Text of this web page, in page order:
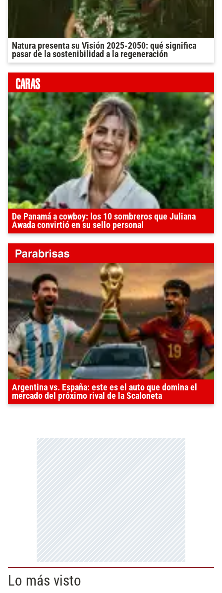
Natura presenta su Visión 2025-2050: qué significa
pasar de la sostenibilidad a la regeneración
De Panamá a cowboy: los 10 sombreros que Juliana
Awada convirtió en su sello personal
Argentina vs. España: este es el auto que domina el
mercado del próximo rival de la Scaloneta
Lo más visto